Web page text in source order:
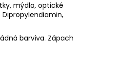
mýdla, optické
Dipropylendiamin,
barviva. Zápach